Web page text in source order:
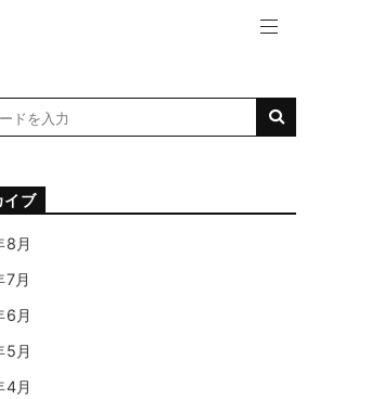
イブ
月
月
月
月
月